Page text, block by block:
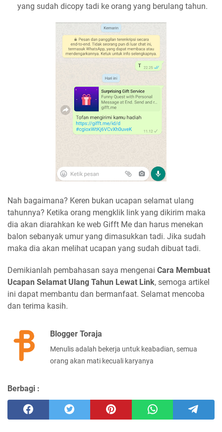
yang sudah dicopy tadi ke orang yang berulang tahun.
Nah bagaimana? Keren bukan ucapan selamat ulang
tahunnya? Ketika orang mengklik link yang dikirim maka
dia akan diarahkan ke web Gifft Me dan harus menekan
balon sebanyak umur yang dimasukkan tadi. Jika sudah
maka dia akan melihat ucapan yang sudah dibuat tadi.
Demikianlah pembahasan saya mengenai Cara Membuat
Ucapan Selamat Ulang Tahun Lewat Link, semoga artikel
ini dapat membantu dan bermanfaat. Selamat mencoba
dan terima kasih.
Blogger Toraja
Menulis adalah bekerja untuk keabadian, semua
orang akan mati kecuali karyanya
Berbagi :